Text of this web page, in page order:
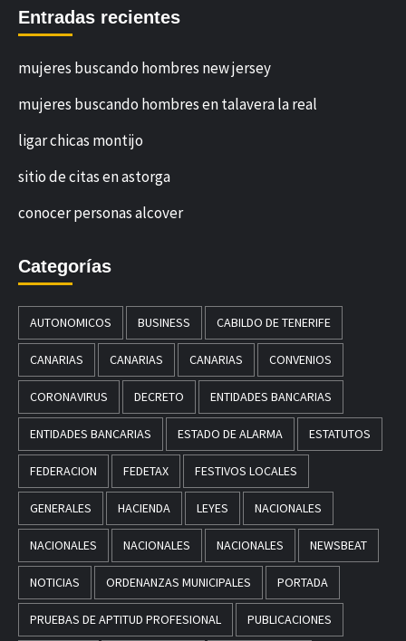
Entradas recientes
mujeres buscando hombres new jersey
mujeres buscando hombres en talavera la real
ligar chicas montijo
sitio de citas en astorga
conocer personas alcover
Categorías
AUTONOMICOS BUSINESS CABILDO DE TENERIFE
CANARIAS CANARIAS CANARIAS CONVENIOS
CORONAVIRUS DECRETO ENTIDADES BANCARIAS
ENTIDADES BANCARIAS ESTADO DE ALARMA ESTATUTOS
FEDERACION FEDETAX FESTIVOS LOCALES
GENERALES HACIENDA LEYES NACIONALES
NACIONALES NACIONALES NACIONALES NEWSBEAT
NOTICIAS ORDENANZAS MUNICIPALES PORTADA
PRUEBAS DE APTITUD PROFESIONAL PUBLICACIONES